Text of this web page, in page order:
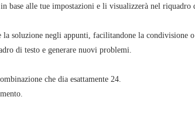
alle tue impostazioni e li visualizzerà nel riquadro
soluzione negli appunti, facilitandone la condivisione o
di testo e generare nuovi problemi.
che dia esattamente 24.